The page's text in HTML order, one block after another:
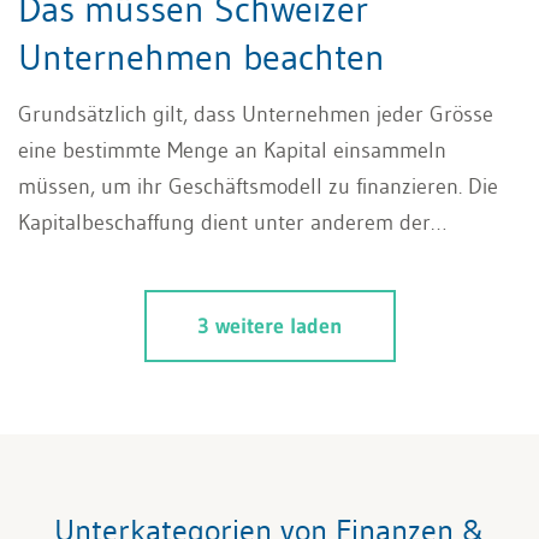
Unternehmen beachten
Grundsätzlich gilt, dass Unternehmen jeder Grösse
eine bestimmte Menge an Kapital einsammeln
müssen, um ihr Geschäftsmodell zu finanzieren. Die
Kapitalbeschaffung dient unter anderem der
von Maschinen für die Produktion von Waren.
Insbesondere beim Start eines Unternehmens steht
häufig nicht ausreichend Kapital zur Verfügung, um
3 weitere laden
Unterkategorien von Finanzen &